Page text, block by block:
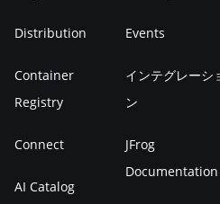
Distribution
Container
Registry
Connect
AI Catalog
Events
インテグレーシ
ン
JFrog
Documentation